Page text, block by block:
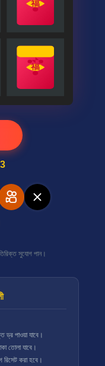
3
সুযোগ পান।
ড্র পাওয়া যাবে।
তোলা যাবে।
রিসেট করা হবে।